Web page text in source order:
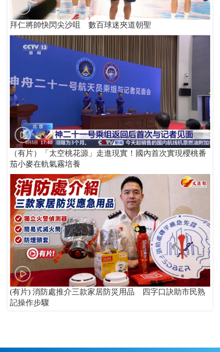
拜仁將帥快閃尖沙咀 數百球迷夾道朝聖
（有片）「太空桃花源」走進現實！國內首次實現櫻桃番
茄小麥在軌氣霧培養
(有片) 消防處推介三款家居防災用品 四字口訣助市民熟
記操作步驟